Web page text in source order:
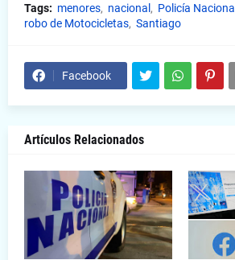
Tags: menores nacional
Policía Nacional
robo de Motocicletas Santiago
Facebook
Artículos Relacionados